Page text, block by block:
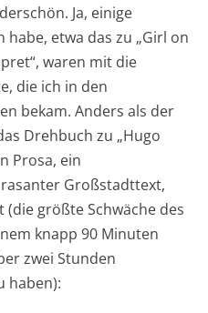
Ja, einige
etwa das zu „Girl on
waren mit die
die ich in den
bekam. Anders als der
Drehbuch zu „Hugo
Prosa, ein
Großstadttext,
größte Schwäche des
knapp 90 Minuten
zwei Stunden
haben):